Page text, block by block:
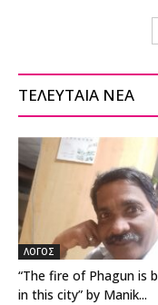
ΤΕΛΕΥΤΑΙΑ ΝΕΑ
ΛΟΓΟΣ
“The fire of Phagun is
in this city” by Manik...